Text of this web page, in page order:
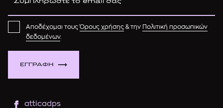
ΕΓΓΡΑΦΗ
Αποδέχομαι τουςΌρους χρήσης & την Πολιτική προσωπικών
δεδομένων.
atticadps